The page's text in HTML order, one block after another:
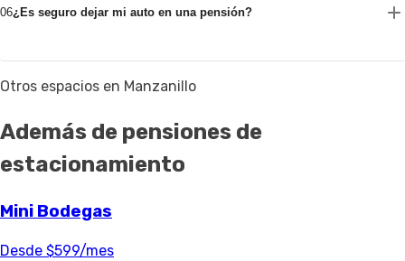
06¿Es seguro dejar mi auto en una pensión?
Otros espacios en Manzanillo
Además de pensiones de
estacionamiento
Mini Bodegas
Desde $599/mes